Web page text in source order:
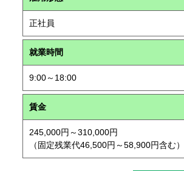
正社員
就業時間
9:00～18:00
賃金
245,000円～310,000円
（固定残業代46,500円～58,900円含む）